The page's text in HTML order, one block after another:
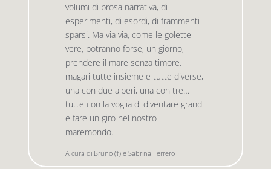
i traghetti
Premio letterario Giallovalle
il tuo carrello
Search
volumi di prosa narrativa, di
esperimenti, di esordi, di frammenti
sparsi. Ma via via, come le golette
vere, potranno forse, un giorno,
prendere il mare senza timore,
magari tutte insieme e tutte diverse,
una con due alberi, una con tre…
tutte con la voglia di diventare grandi
e fare un giro nel nostro
maremondo.
A cura di Bruno (†) e Sabrina Ferrero